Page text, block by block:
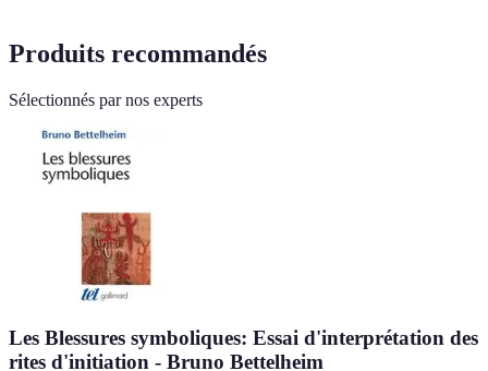
Produits recommandés
Sélectionnés par nos experts
Les Blessures symboliques: Essai d'interprétation des
rites d'initiation - Bruno Bettelheim